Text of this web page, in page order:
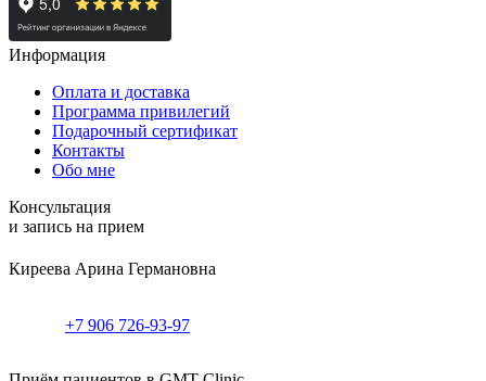
Информация
Оплата и доставка
Программа привилегий
Подарочный сертификат
Контакты
Обо мне
Консультация
и запись на прием
Киреева Арина Германовна
+7 906 726-93-97